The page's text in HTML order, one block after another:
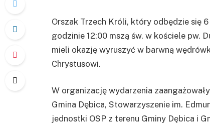
Orszak Trzech Króli, który odbędzie się
godzinie 12:00 mszą św. w kościele pw.
mieli okazję wyruszyć w barwną
Chrystusowi.
W organizację wydarzenia
Gmina Dębica, Stowarzyszenie im.
jednostki OSP z terenu Gminy Dębica i